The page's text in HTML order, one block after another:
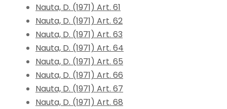
Nauta, D. (1971) Art. 61
Nauta, D. (1971) Art. 62
Nauta, D. (1971) Art. 63
Nauta, D. (1971) Art. 64
Nauta, D. (1971) Art. 65
Nauta, D. (1971) Art. 66
Nauta, D. (1971) Art. 67
Nauta, D. (1971) Art. 68